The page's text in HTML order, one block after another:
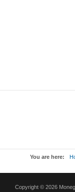
You are here:
Copyright © 2026